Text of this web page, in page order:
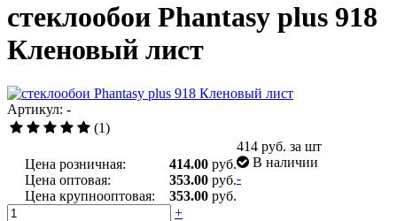
стеклообои Phantasy plus 918
Кленовый лист
Артикул: -
(1)
Цена розничная: 414.00 руб.
Цена оптовая:
353.00 руб.
Цена крупнооптовая:
353.00 руб.
414 руб. за шт
В наличии
-
+